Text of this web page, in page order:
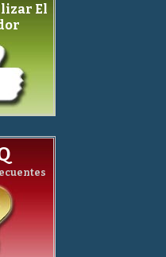
El